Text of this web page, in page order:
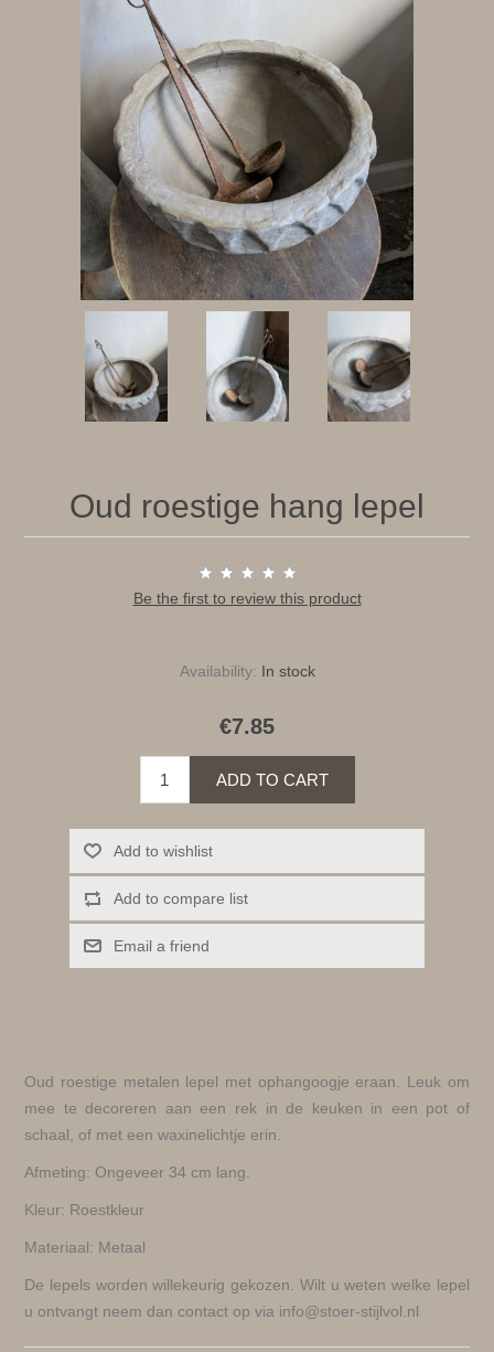
Oud roestige hang lepel
Be the first to review this product
Availability: In stock
€7.85
ADD TO CART
Add to wishlist
Add to compare list
Email a friend
Oud roestige metalen lepel met ophangoogje eraan. Leuk om
mee te decoreren aan een rek in de keuken in een pot of
schaal, of met een waxinelichtje erin.
Afmeting: Ongeveer 34 cm lang.
Kleur: Roestkleur
Materiaal: Metaal
De lepels worden willekeurig gekozen. Wilt u weten welke lepel
u ontvangt neem dan contact op via info@stoer-stijlvol.nl